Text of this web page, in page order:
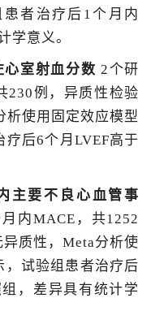
者治疗后1个月内
学意义。
心室射血分数 2个研
230例，异质性检验
析使用固定效应模型
后6个月LVEF高于
主要不良心血管事
内MACE，共1252
质性，Meta分析使
，试验组患者治疗后
，差异具有统计学